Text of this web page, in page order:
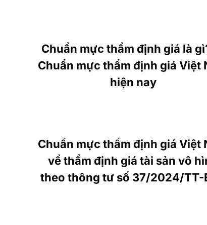
Chuẩn mực thẩm định giá là
Chuẩn mực thẩm định giá Việt
hiện nay
Chuẩn mực thẩm định giá Việt
về thẩm định giá tài sản vô
theo thông tư số 37/2024/TT-